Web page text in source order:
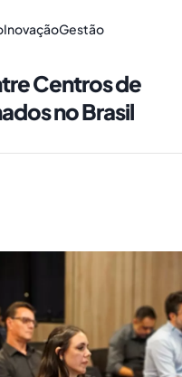
InovaçãoGestão
Centros de
no Brasil